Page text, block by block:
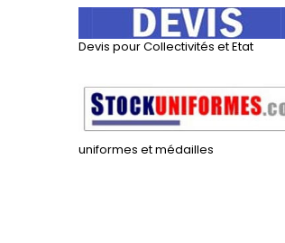
Devis pour Collectivités et Etat
uniformes et médailles